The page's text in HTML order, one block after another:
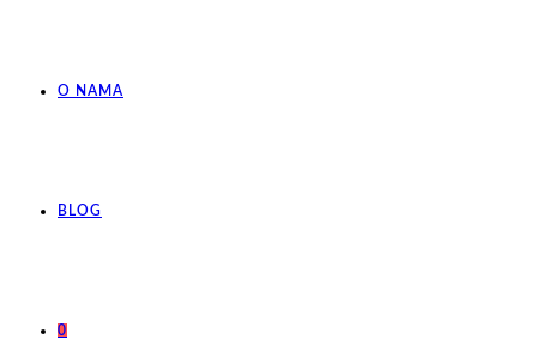
O NAMA
BLOG
0